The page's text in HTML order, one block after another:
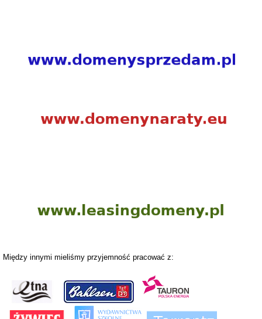
Między innymi mieliśmy przyjemność pracować z: